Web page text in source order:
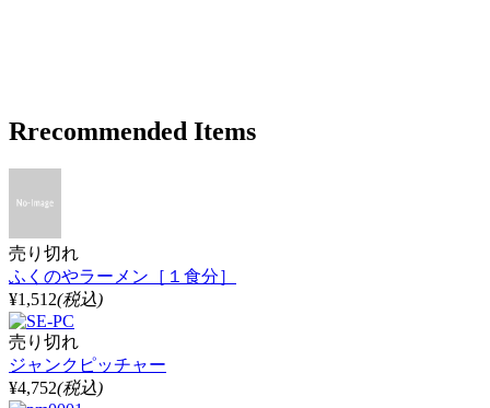
Rrecommended Items
売り切れ
ふくのやラーメン［１食分］
¥1,512(税込)
売り切れ
ジャンクピッチャー
¥4,752(税込)